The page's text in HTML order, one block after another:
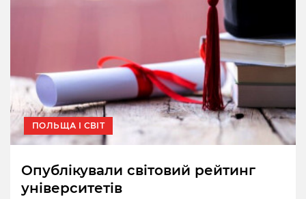
ПОЛЬЩА І СВІТ
Опублікували світовий рейтинг
університетів